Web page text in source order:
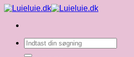
Fortsæt
indhold
Søg
efter: